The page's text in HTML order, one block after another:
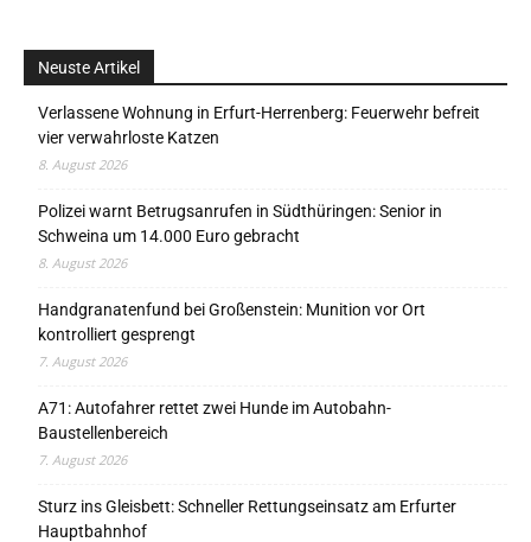
Neuste Artikel
Verlassene Wohnung in Erfurt-Herrenberg: Feuerwehr befreit
vier verwahrloste Katzen
8. August 2026
Polizei warnt Betrugsanrufen in Südthüringen: Senior in
Schweina um 14.000 Euro gebracht
8. August 2026
Handgranatenfund bei Großenstein: Munition vor Ort
kontrolliert gesprengt
7. August 2026
A71: Autofahrer rettet zwei Hunde im Autobahn-
Baustellenbereich
7. August 2026
Sturz ins Gleisbett: Schneller Rettungseinsatz am Erfurter
Hauptbahnhof